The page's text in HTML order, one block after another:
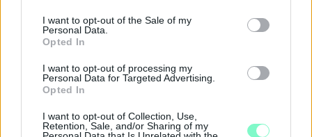
consent section.
I want to opt-out of the Sale of my
Personal Data.
Opted In
I want to opt-out of processing my
Personal Data for Targeted Advertising.
Opted In
I want to opt-out of Collection, Use,
Retention, Sale, and/or Sharing of my
egyesület szervezte, belépni csakis regisztrációval lehetett az
ellenőrzött kádereknek.
ÖNKORMÁNYZATI TÁMOGATÁST KAPOTT A
POLGÁRI EGYESÜLET SZOMBATHELYÉRT AZ
ELMÚLT CIKLUSBAN
2019. január. 29. 12:07
Az alpolgármester szerint a szombathelyi költségvetés pazarló,